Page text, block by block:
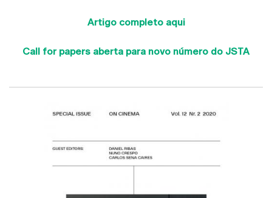
Artigo completo aqui
Call for papers aberta para novo número do JSTA